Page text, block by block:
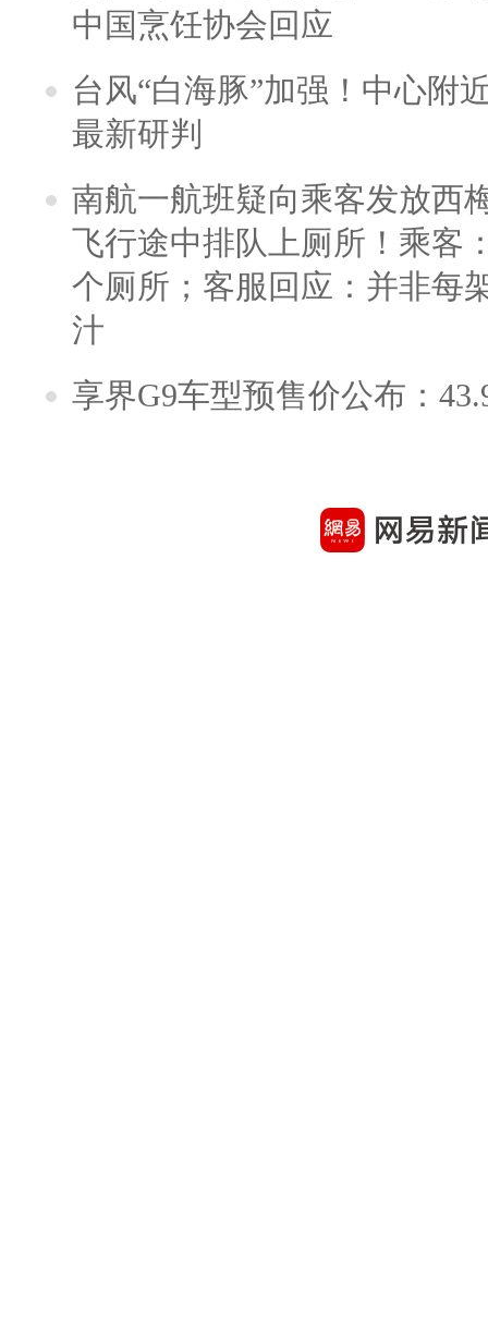
中国烹饪协会回应
台风“白海豚”加强！中心附
最新研判
南航一航班疑向乘客发放西
飞行途中排队上厕所！乘客
个厕所；客服回应：并非每
汁
享界G9车型预售价公布：